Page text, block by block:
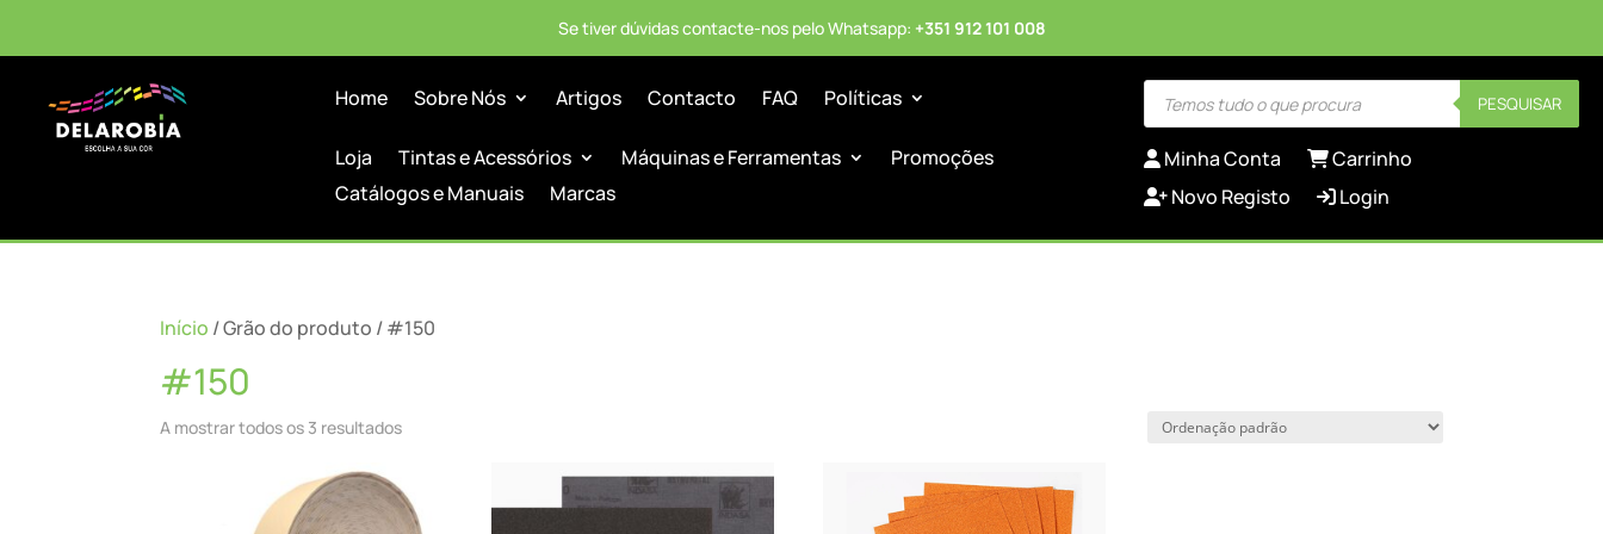
Se tiver dúvidas contacte-nos pelo Whatsapp: +351 912 101 008
Home Sobre Nós Artigos Contacto FAQ Políticas Products
search PESQUISAR
Loja Tintas e Acessórios Máquinas e Ferramentas
Promoções
Catálogos e Manuais
Marcas
Minha Conta
Carrinho
Novo Registo
Login
Início / Grão do produto / #150
#150
A mostrar todos os 3 resultados